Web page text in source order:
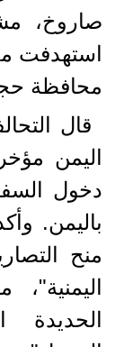
صاروخ،
استهدفت
محافظة
قال
اليمن
دخول
باليمن.
منح